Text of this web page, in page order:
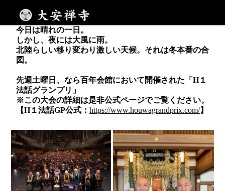
ー移り変わる日々のなかでー
今日は晴れの一日。
しかし、夜には大風に雨。
北陸らしい移り変わり激しい天候。それは冬本番の合
図。
先週土曜日、なら百年会館において開催された「H１
法話グランプリ」
※この大会の詳細は是非公式ページでご覧ください。
【H１法話GP公式： https://www.houwagrandprix.com/】